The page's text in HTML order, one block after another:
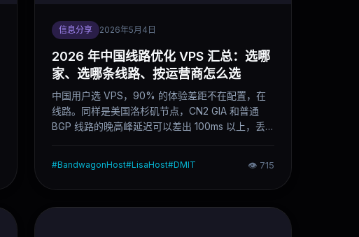
信息分享 2026年5月4日
2026 年中国线路优化 VPS 汇总：选哪
家、选哪条线路、按运营商怎么选
中国用户选 VPS，90% 的体验差距不在配置，在
线路。同样是美国洛杉矶节点，CN2 GIA 和普通
BGP 线路的晚高峰延迟可以差出 100ms 以上，丢
的选购建议整理清楚，直接可以用来做选型决策。
#BandwagonHost#LisaHost#DMIT 👁 715